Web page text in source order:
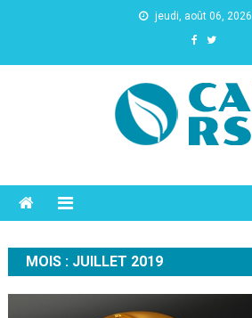
jeudi, août 06, 2026
MOIS : JUILLET 2019